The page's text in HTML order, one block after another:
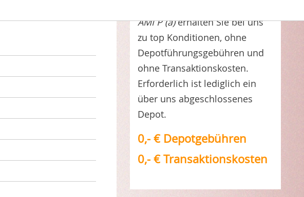
AMI P (a)erhalten Sie bei uns
zu top Konditionen, ohne
Depotführungsgebühren und
ohne Transaktionskosten.
Erforderlich ist lediglich ein
über uns abgeschlossenes
Depot.
0,- € Depotgebühren
0,- € Transaktionskosten